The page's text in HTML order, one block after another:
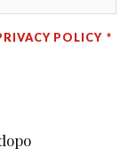
POLICY *